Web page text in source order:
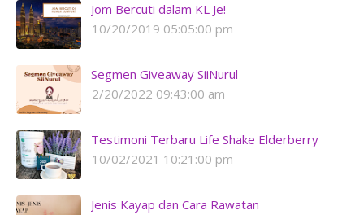
Jom Bercuti dalam KL Je!
10/20/2019 05:05:00 pm
Segmen Giveaway SiiNurul
2/20/2022 09:43:00 am
Testimoni Terbaru Life Shake Elderberry
10/02/2021 10:21:00 pm
Jenis Kayap dan Cara Rawatan